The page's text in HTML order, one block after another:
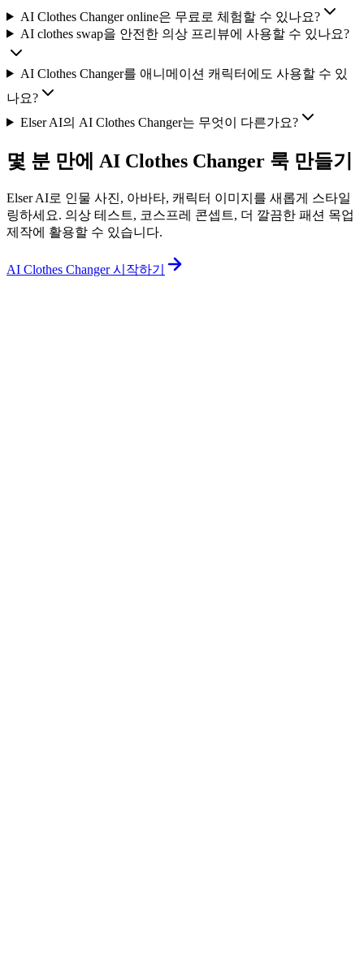
AI Clothes Changer online은 무료로 체험할 수 있나요?
AI clothes swap을 안전한 의상 프리뷰에 사용할 수 있나요?
AI Clothes Changer를 애니메이션 캐릭터에도 사용할 수 있
나요?
Elser AI의 AI Clothes Changer는 무엇이 다른가요?
몇 분 만에 AI Clothes Changer 룩 만들기
Elser AI로 인물 사진, 아바타, 캐릭터 이미지를 새롭게 스타일
링하세요. 의상 테스트, 코스프레 콘셉트, 더 깔끔한 패션 목업
제작에 활용할 수 있습니다.
AI Clothes Changer 시작하기